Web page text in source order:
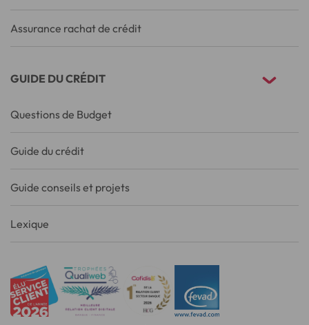
Assurance rachat de crédit
GUIDE DU CRÉDIT
Questions de Budget
Guide du crédit
Guide conseils et projets
Lexique